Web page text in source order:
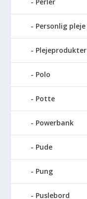
Personlig pleje
Plejeprodukter
Polo
Potte
Powerbank
Pude
Pung
Puslebord